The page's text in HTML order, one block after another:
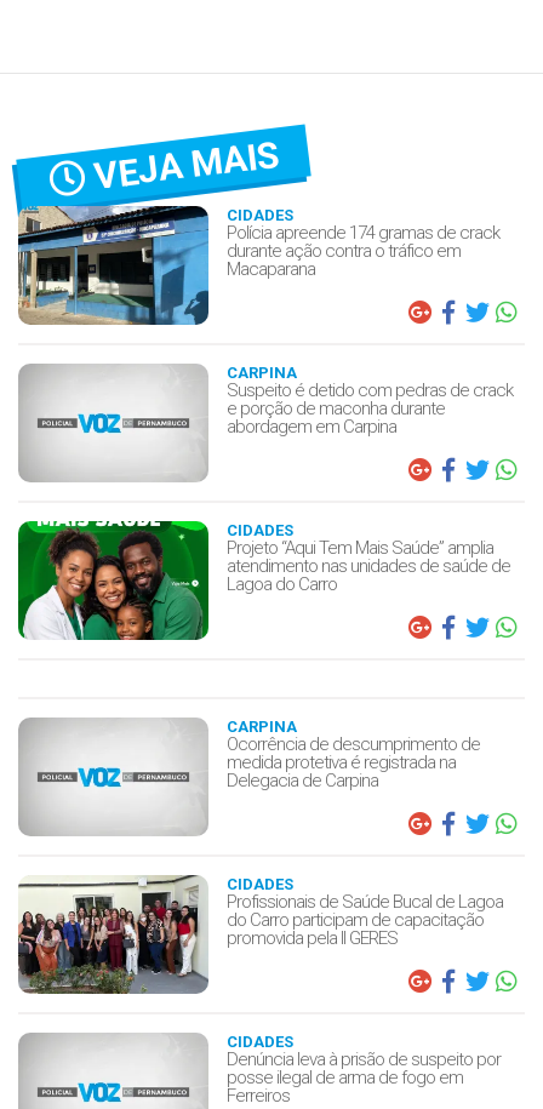
VEJA MAIS
CIDADES
Polícia apreende 174 gramas de crack
durante ação contra o tráfico em
Macaparana
CARPINA
Suspeito é detido com pedras de crack
e porção de maconha durante
abordagem em Carpina
CIDADES
Projeto “Aqui Tem Mais Saúde” amplia
atendimento nas unidades de saúde de
Lagoa do Carro
CARPINA
Ocorrência de descumprimento de
medida protetiva é registrada na
Delegacia de Carpina
CIDADES
Profissionais de Saúde Bucal de Lagoa
do Carro participam de capacitação
promovida pela II GERES
CIDADES
Denúncia leva à prisão de suspeito por
posse ilegal de arma de fogo em
Ferreiros